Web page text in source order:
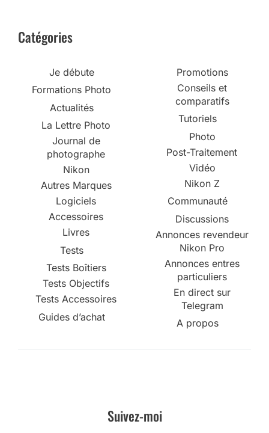
Catégories
Je débute
Formations Photo
Actualités
La Lettre Photo
Journal de
photographe
Nikon
Autres Marques
Logiciels
Accessoires
Livres
Tests
Tests Boîtiers
Tests Objectifs
Tests Accessoires
Guides d’achat
Promotions
Conseils et
comparatifs
Tutoriels
Photo
Post-Traitement
Vidéo
Nikon Z
Communauté
Discussions
Annonces revendeur
Nikon Pro
Annonces entres
particuliers
En direct sur
Telegram
A propos
Suivez-moi